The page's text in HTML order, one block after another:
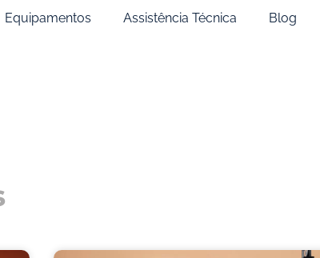
Equipamentos Assistência Técnica Blog